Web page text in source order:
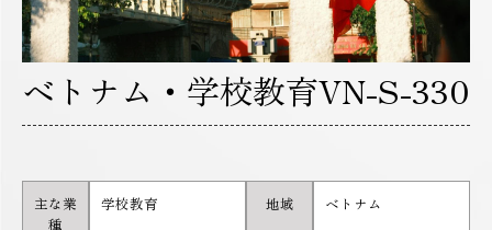
ベトナム・学校教育VN-S-330
主な業
種
学校教育 地域 ベトナム